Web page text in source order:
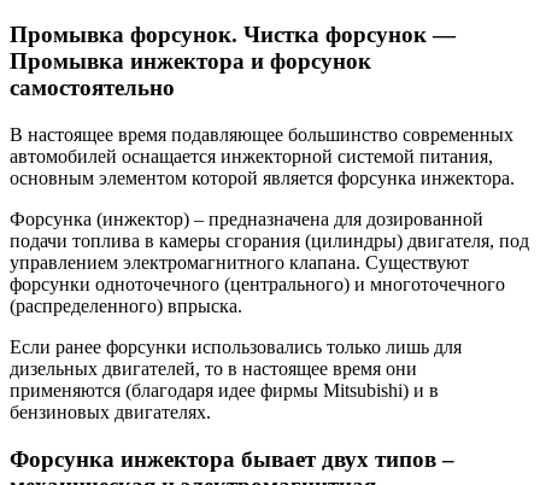
Промывка форсунок. Чистка форсунок —
Промывка инжектора и форсунок
самостоятельно
В настоящее время подавляющее большинство современных
автомобилей оснащается инжекторной системой питания,
основным элементом которой является форсунка инжектора.
Форсунка (инжектор) – предназначена для дозированной
подачи топлива в камеры сгорания (цилиндры) двигателя, под
управлением электромагнитного клапана. Существуют
форсунки одноточечного (центрального) и многоточечного
(распределенного) впрыска.
Если ранее форсунки использовались только лишь для
дизельных двигателей, то в настоящее время они
применяются (благодаря идее фирмы Mitsubishi) и в
бензиновых двигателях.
Форсунка инжектора бывает двух типов –